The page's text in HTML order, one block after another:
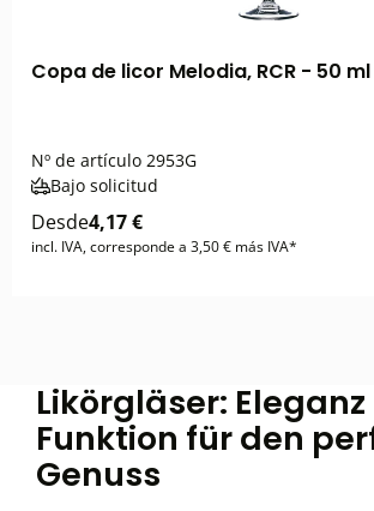
Copa de licor Melodia, RCR - 50 ml
Nº de artículo 2953G
Bajo solicitud
Desde4,17 €
incl. IVA, corresponde a 3,50 € más IVA*
Likörgläser:
Funktion für den
Genuss